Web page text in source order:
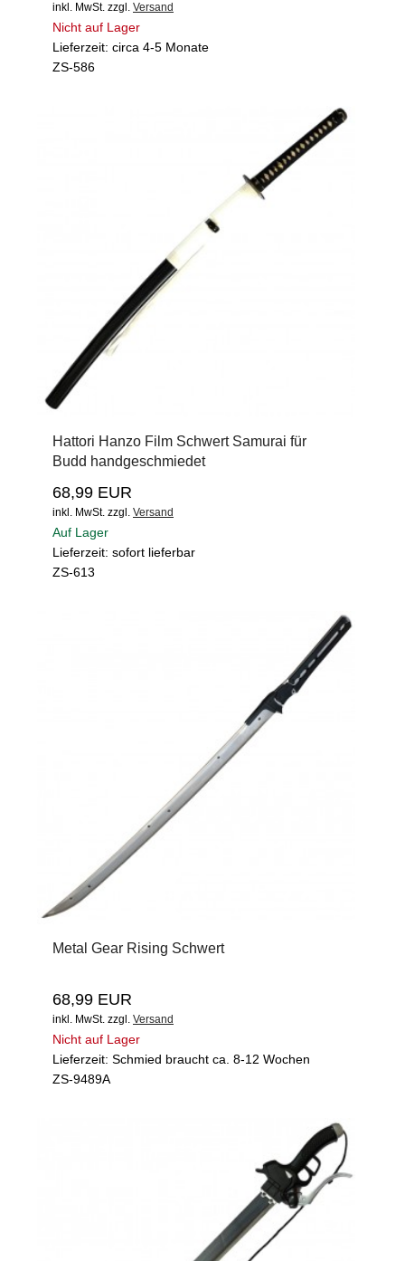
inkl. MwSt. zzgl. Versand
Nicht auf Lager
Lieferzeit: circa 4-5 Monate
ZS-586
Hattori Hanzo Film Schwert Samurai für
Budd handgeschmiedet
68,99 EUR
inkl. MwSt. zzgl. Versand
Auf Lager
Lieferzeit: sofort lieferbar
ZS-613
Metal Gear Rising Schwert
68,99 EUR
inkl. MwSt. zzgl. Versand
Nicht auf Lager
Lieferzeit: Schmied braucht ca. 8-12 Wochen
ZS-9489A